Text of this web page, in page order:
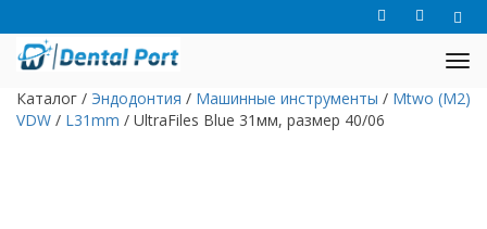
Каталог / Эндодонтия / Машинные инструменты / Mtwo (M2)
VDW / L31mm / UltraFiles Blue 31мм, размер 40/06